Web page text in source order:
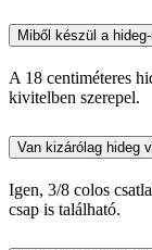
Miből készül a
A 18 centiméteres
kivitelben szerepel.
Van kizárólag hideg
Igen, 3/8 colos
csap is található.